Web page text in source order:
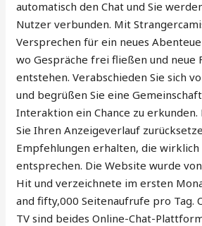
automatisch den Chat und Sie
Nutzer verbunden. Mit
Versprechen für ein neues
wo Gespräche frei fließen und neue
entstehen. Verabschieden Sie sich
und begrüßen Sie eine
Interaktion ein Chance zu erkunden.
Sie Ihren Anzeigeverlauf
Empfehlungen erhalten, die wirklich
entsprechen. Die Website wurde
Hit und verzeichnete im ersten
and fifty,000 Seitenaufrufe pro Tag.
TV sind beides Online-Chat-